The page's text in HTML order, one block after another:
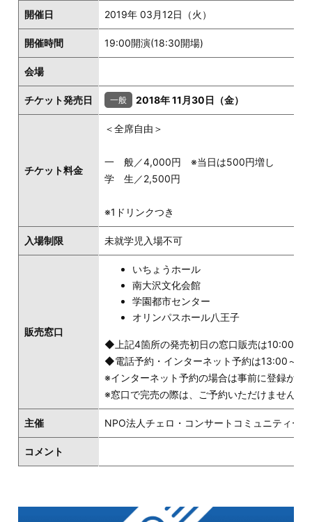
開催日 2019年 03月12日（火）
開催時間 19:00開演(18:30開場)
会場
チケット発売日 2018年 11月30日（金）
チケット料金
＜全席自由＞
一 般／4,000円 ※当日は500円増し
学 生／2,500円
※1ドリンクつき
入場制限 未就学児入場不可
販売窓口
いちょうホール
南大沢文化会館
学園都市センター
オリンパスホール八王子
◆上記4箇所の発売初日の窓口販売は10:00～
◆電話予約・インターネット予約は13:00～
※インターネット予約の場合は事前に登録が必
※窓口で完売の際は、ご予約いただけません。
主催 NPO法人チェロ・コンサートコミュニティー
コメント